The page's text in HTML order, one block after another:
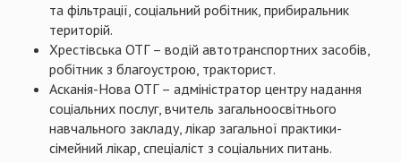
та фільтрації, соціальний робітник, прибиральник
територій.
Хрестівська ОТГ – водій автотранспортних засобів,
робітник з благоустрою, тракторист.
Асканія-Нова ОТГ – адміністратор центру надання
соціальних послуг, вчитель загальноосвітнього
навчального закладу, лікар загальної практики-
сімейний лікар, спеціаліст з соціальних питань.